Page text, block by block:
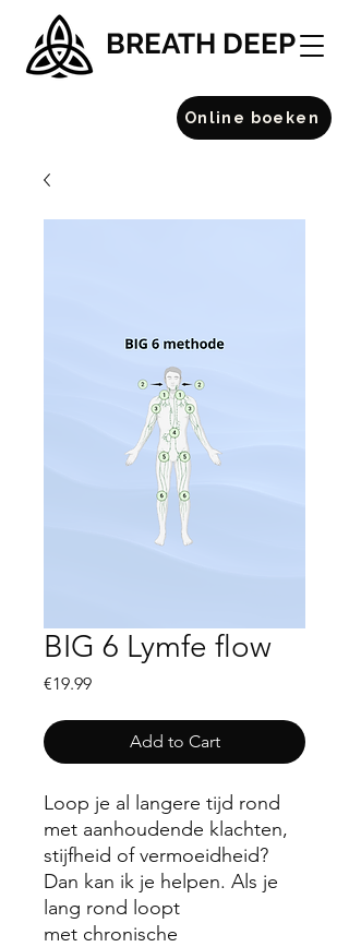
BREATH DEEP
Online boeken
BIG 6 Lymfe flow
€19.99Price
Add to Cart
Loop je al langere tijd rond
met aanhoudende klachten,
stijfheid of vermoeidheid?
Dan kan ik je helpen. Als je
lang rond loopt
met chronische